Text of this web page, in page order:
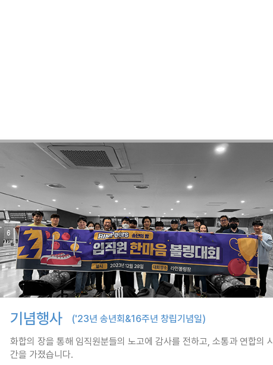
기념행사 ('23년 송년회&16주년 창립기념일)
화합의 장을 통해 임직원분들의 노고에 감사를 전하고, 소통과 연합의 시
간을 가졌습니다.